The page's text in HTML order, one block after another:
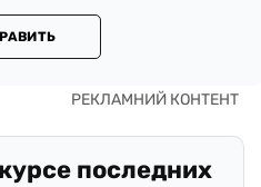
последних